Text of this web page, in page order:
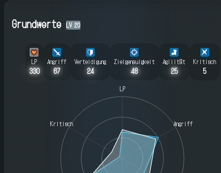
Grundwerte LV 20
LP
330
Angriff
67
Verteidigung
24
Zielgenauigkeit
48
Agilität
25
Kritisch
5
LP
Angriff
Kritisch